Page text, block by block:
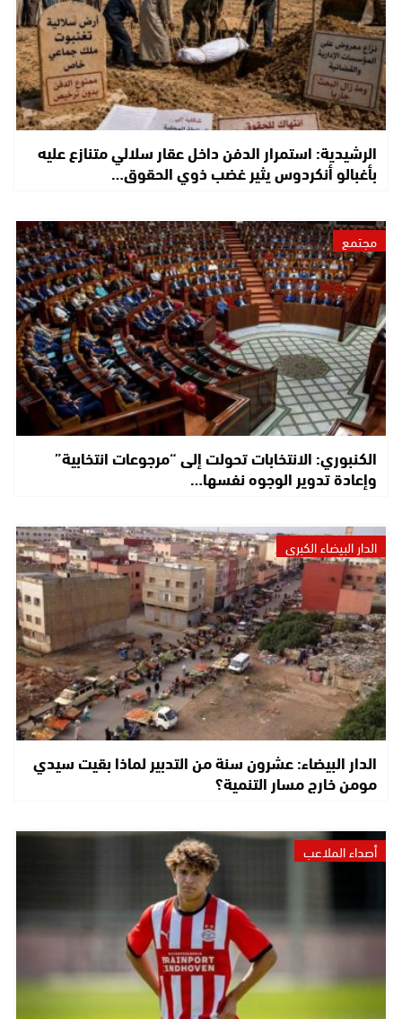
الرشيدية: استمرار الدفن داخل عقار سلالي متنازع عليه
بأغبالو أنكردوس يثير غضب ذوي الحقوق…
مجتمع
الكنبوري: الانتخابات تحولت إلى “مرجوعات انتخابية”
وإعادة تدوير الوجوه نفسها…
الدار البيضاء الكبرى
الدار البيضاء: عشرون سنة من التدبير لماذا بقيت سيدي
مومن خارج مسار التنمية؟
أصداء الملاعب